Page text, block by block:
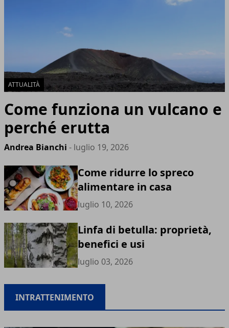
ATTUALITÀ
Come funziona un vulcano e
perché erutta
Andrea Bianchi - luglio 19, 2026
Come ridurre lo spreco
alimentare in casa
luglio 10, 2026
Linfa di betulla: proprietà,
benefici e usi
luglio 03, 2026
INTRATTENIMENTO